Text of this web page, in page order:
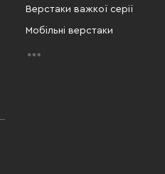
Верстаки важкої серії
Мобільні верстаки